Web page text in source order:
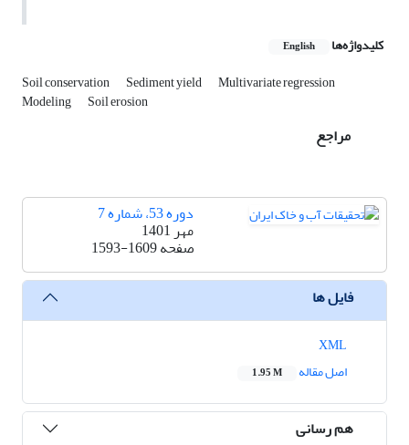
کلیدواژه‌ها English
Soil conservation Sediment yield Multivariate regression
Modeling Soil erosion
مراجع
دوره 53، شماره 7
مهر 1401
صفحه1593-1609
فایل ها
اصل مقاله
1.95 M
هم رسانی